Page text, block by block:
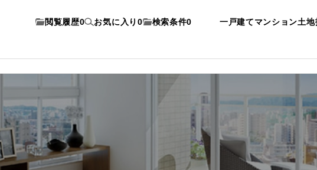
一戸建てマンション土地
閲覧履歴0 お気に入り 0 検索条件0